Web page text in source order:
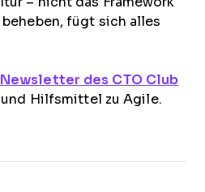
fügt sich alles
des CTO Club
Hilfsmittel zu Agile.